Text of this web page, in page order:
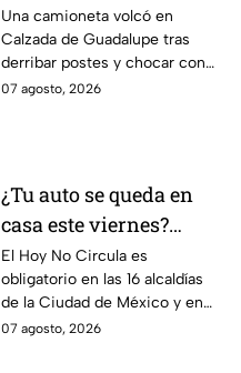
volcadura en Tepeyac
Insurgentes y operativo
en la Juárez, mientras
dormía
Una camioneta volcó en
Calzada de Guadalupe tras
derribar postes y chocar con
un árbol, dejando a tres
07 agosto, 2026
¿Tu auto se queda en
casa este viernes?
Revisa el Hoy No
Circula de este 7 de
agosto
El Hoy No Circula es
obligatorio en las 16 alcaldías
de la Ciudad de México y en
los municipios conurbados del
07 agosto, 2026